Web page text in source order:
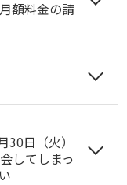
額料金の請
日（火）
してしまっ